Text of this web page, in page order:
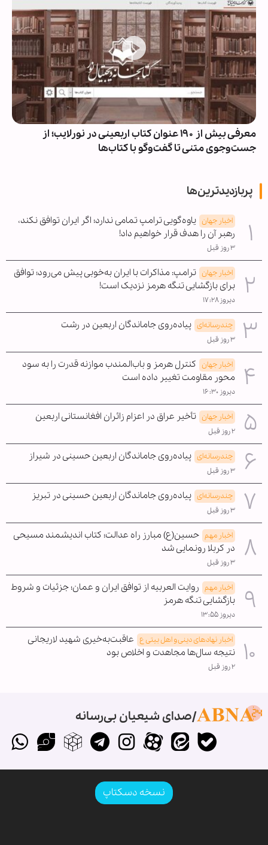
معرفی بیش از ۱۹۰ عنوان کتاب اربعینی در نورلایب؛ از
جست‌وجوی متنی تا گفت‌وگو با کتاب‌ها
پربازدیدترین‌ها
اخبار جهان یاوه‌گویی ترامپ تمامی ندارد؛ اگر ایران توافق نکند،
رهبر آن را هدف قرار خواهیم داد!
۳ روز قبل
اخبار جهان ترامپ: مذاکرات با ایران به‌خوبی پیش می‌رود؛ توافق
برای بازگشایی تنگه هرمز نزدیک است!
دیروز ۱۷:۲۸
چندرسانه‌ای پیاده‌روی جاماندگان اربعین در رشت
۳ روز قبل
اخبار جهان کنترل هرمز و باب‌المندب موازنه قدرت را به سود
محور مقاومت تغییر داده است
دیروز ۱۶:۳۰
اخبار جهان تأخیر عراق در اعزام زائران افغانستانی اربعین
۲ روز قبل
چندرسانه‌ای پیاده‌روی جاماندگان اربعین حسینی در شیراز
۳ روز قبل
چندرسانه‌ای پیاده‌روی جاماندگان اربعین حسینی در تبریز
۳ روز قبل
اخبار مهم حسین(ع) مبارز راه عدالت؛ کتاب اندیشمند مسیحی
در کربلا رونمایی شد
۳ روز قبل
اخبار مهم روایت العربیه از توافق ایران و عمان؛ جزئیات و شروط
بازگشایی تنگه هرمز
دیروز ۱۳:۵۵
اخبار نهادهای دینی و اهل بیتی ع عاقبت‌به‌خیری شهید لاریجانی
نتیجه سال‌ها مجاهدت و اخلاص بود
۲ روز قبل
صدای شیعیان بی‌رسانه
نسخه دسکتاپ